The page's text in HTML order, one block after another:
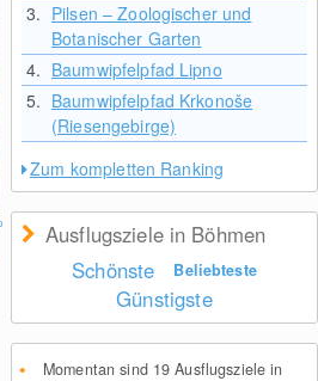
3. Pilsen – Zoologischer und
Botanischer Garten
4. Baumwipfelpfad Lipno
5. Baumwipfelpfad Krkonoše
(Riesengebirge)
Zum kompletten Ranking
Ausflugsziele in Böhmen
Schönste
Beliebteste
Günstigste
Momentan sind 19 Ausflugsziele in